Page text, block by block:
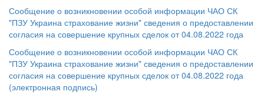
Сообщение о возникновении особой информации ЧАО СК
"ПЗУ Украина страхование жизни" сведения о предоставлении
согласия на совершение крупных сделок от 04.08.2022 года
Сообщение о возникновении особой информации ЧАО СК
"ПЗУ Украина страхование жизни" сведения о предоставлении
согласия на совершение крупных сделок от 04.08.2022 года
(электронная подпись)